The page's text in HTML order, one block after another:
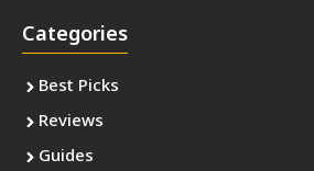
Categories
Best Picks
Reviews
Guides